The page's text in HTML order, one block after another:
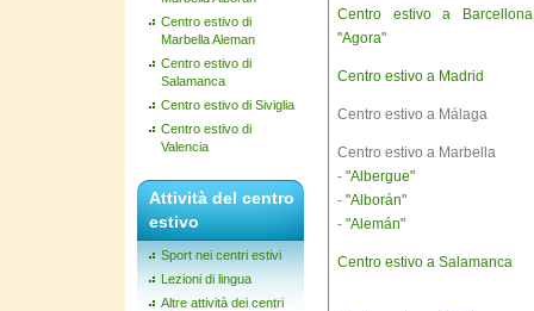
Centro estivo di
Marbella Aleman
Centro estivo di
Salamanca
Centro estivo di Siviglia
Centro estivo di
Valencia
Attività del centro
estivo
Sport nei centri estivi
Lezioni di lingua
Altre attività dei centri
Centro estivo a Barcellona
"Agora"
Centro estivo a Madrid
Centro estivo a Málaga
Centro estivo a Marbella
- "Albergue"
- "Alborán"
- "Alemán"
Centro estivo a Salamanca